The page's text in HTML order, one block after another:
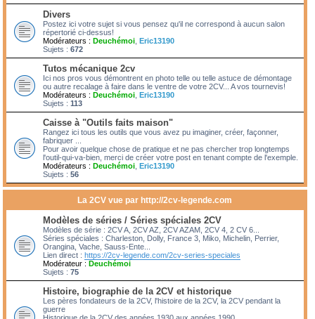
Divers
Postez ici votre sujet si vous pensez qu'il ne correspond à aucun salon
répertorié ci-dessus!
Modérateurs : Deuchémoi Eric13190
Sujets : 672
Tutos mécanique 2cv
Ici nos pros vous démontrent en photo telle ou telle astuce de démontage
ou autre recalage à faire dans le ventre de votre 2CV... A vos tournevis!
Modérateurs : Deuchémoi Eric13190
Sujets : 113
Caisse à "Outils faits maison"
Rangez ici tous les outils que vous avez pu imaginer, créer, façonner,
fabriquer ...
Pour avoir quelque chose de pratique et ne pas chercher trop longtemps
l'outil-qui-va-bien, merci de créer votre post en tenant compte de l'exemple.
Modérateurs : Deuchémoi Eric13190
Sujets : 56
La 2CV vue par http://2cv-legende.com
Modèles de séries / Séries spéciales 2CV
Modèles de série : 2CV A, 2CV AZ, 2CV AZAM, 2CV 4, 2 CV 6...
Séries spéciales : Charleston, Dolly, France 3, Miko, Michelin, Perrier,
Orangina, Vache, Sauss-Ente...
Lien direct : https://2cv-legende.com/2cv-series-speciales
Modérateur : Deuchémoi
Sujets : 75
Histoire, biographie de la 2CV et historique
Les pères fondateurs de la 2CV, l'histoire de la 2CV, la 2CV pendant la
guerre